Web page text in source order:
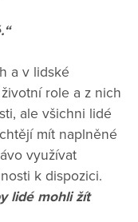
a v lidské
role a z nich
ale všichni lidé
mít naplněné
využívat
k dispozici.
lidé mohli žít